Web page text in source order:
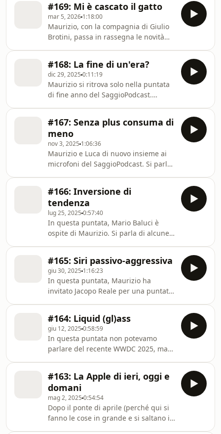
l'IA, ma non sono mancati gli
approfondimenti sul mondo Apple e
sulla tecnologia. Abbiamo anche...
#169: Mi è cascato il gatto
mar 5, 2026 1:18:00
Maurizio, con la compagnia di Giulio
Brotini, passa in rassegna le novità
importante sta già facendo discutere
molto e rischia di modificare
completamente gli equilibri di
mercato e...
#168: La fine di un'era?
dic 29, 2025 0:11:19
Maurizio si ritrova solo nella puntata
di fine anno del SaggioPodcast.
tutto il 2025 e che porteranno a
diversi cambiamenti nel 2026. Si parla
di Intelligenza Artificiale, della...
#167: Senza plus consuma di
meno
nov 3, 2025 1:06:36
Maurizio e Luca di nuovo insieme ai
microfoni del SaggioPodcast. Si parla
#166: Inversione di
tendenza
lug 25, 2025 0:57:40
In questa puntata, Mario Baluci è
ospite di Maurizio. Si parla di alcune
Apple passati, presenti e futuri.
#165: Siri passivo-aggressiva
giu 30, 2025 1:16:23
In questa puntata, Maurizio ha
invitato Jacopo Reale per una puntata
mancanza di costanza con qualche
episodio extra, sperando sia di vostro
gradimento. Buon ascolto e alla
prossima!
#164: Liquid (gl)ass
giu 12, 2025 0:58:59
In questa puntata non potevamo
parlare del recente WWDC 2025, ma
ed importanti dei nuovi sistemi
operativi – come le finestre su iPadOS
e l'intervento su Spotlight + Comandi
...
#163: La Apple di ieri, oggi e
domani
mag 2, 2025 0:54:54
Dopo il ponte di aprile (perché qui si
fanno le cose in grande e si saltano i